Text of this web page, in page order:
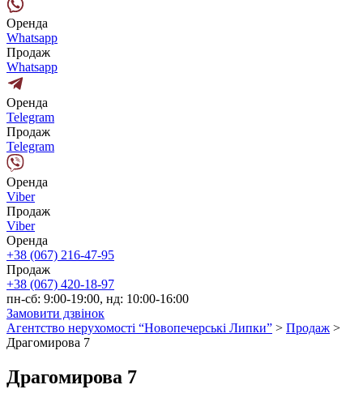
Оренда
Whatsapp
Продаж
Whatsapp
Оренда
Telegram
Продаж
Telegram
Оренда
Viber
Продаж
Viber
Оренда
+38 (067) 216-47-95
Продаж
+38 (067) 420-18-97
пн-сб: 9:00-19:00, нд: 10:00-16:00
Замовити дзвінок
Агентство нерухомості “Новопечерські Липки” > Продаж >
Драгомирова 7
Драгомирова 7